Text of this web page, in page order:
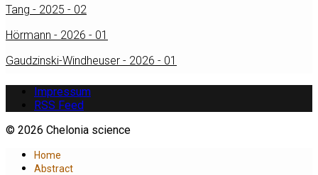
Tang - 2025 - 02
Hörmann - 2026 - 01
Gaudzinski-Windheuser - 2026 - 01
Impressum
RSS Feed
© 2026 Chelonia science
Home
Abstract